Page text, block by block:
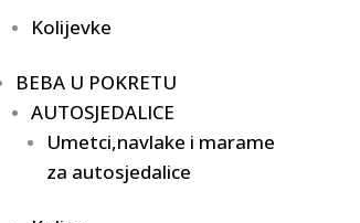
Kolijevke
BEBA U POKRETU
AUTOSJEDALICE
Umetci,navlake i marame
za autosjedalice